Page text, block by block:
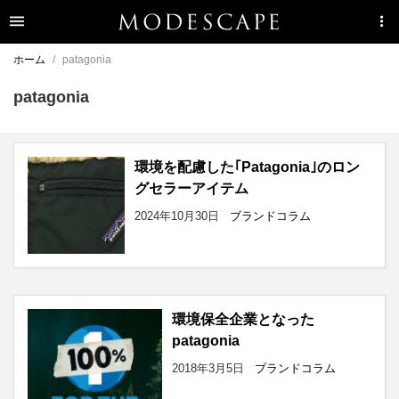
ホーム patagonia
patagonia
環境を配慮した｢Patagonia｣のロン
グセラーアイテム
2024年10月30日 ブランドコラム
環境保全企業となった
patagonia
2018年3月5日 ブランドコラム